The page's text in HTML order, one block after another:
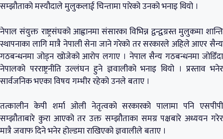
सम्झौताको मस्यौदाले मुलुकलाई चिन्तामा पारेको उनको भनाइ थियो ।
नेपाल संयुक्त राष्ट्रसंघको आह्वानमा संसारका विभिन्न द्वन्द्वग्रस्त मुलुकमा शान्ति
स्थापनाका लागि मात्रै नेपाली सेना जाने गरेको तर सरकारले अहिले आएर सैन्य
गठबन्धनमा जोड्न खोजेको आरोप लगाए । नेपाल सैन्य गठबन्धनमा जोडिँदा
नेपालको परराष्ट्रनीति उल्लंघन हुने ज्ञवालीको भनाइ थियो । प्रस्ताव भनेर
सार्वजनिक भएका विषय गम्भीर रहेको उनले बताए ।
तत्कालीन केपी शर्मा ओली नेतृत्वको सरकारको पालामा पनि एसपीपी
सम्झौताबारे कुरा आएको तर उक्त सम्झौताका समग्र पक्षबारे अध्ययन गरेर
मात्रै जवाफ दिने भनेर होल्डमा राखिएको ज्ञवालीले बताए ।